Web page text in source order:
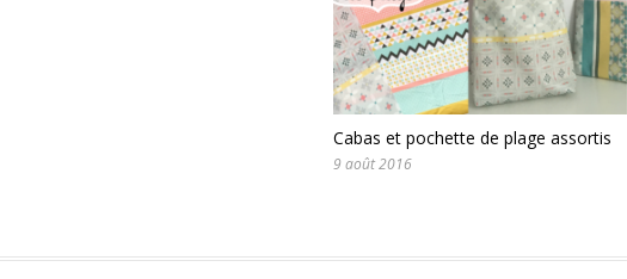
Cabas et pochette de plage assortis
9 août 2016